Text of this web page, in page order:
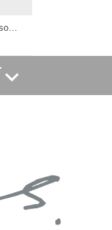
あなたの心が導く場所へ-to somewhere your heart leads/約W250×H250mm【M192】